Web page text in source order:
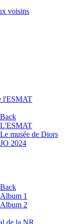
voisins
l'ESMAT
Back
L'ESMAT
Le musée de Diors
JO 2024
Back
Album 1
Album 2
de la NR